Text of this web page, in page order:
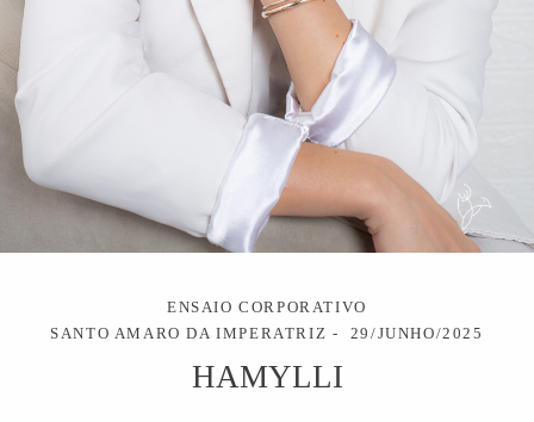
ENSAIO CORPORATIVO
SANTO AMARO DA IMPERATRIZ
29/JUNHO/2025
HAMYLLI